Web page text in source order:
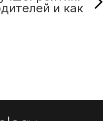
и как